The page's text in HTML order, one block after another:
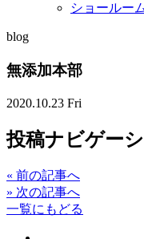
ショールー
blog
無添加本部
2020.10.23 Fri
投稿ナビゲー
« 前の記事へ
» 次の記事へ
一覧にもどる